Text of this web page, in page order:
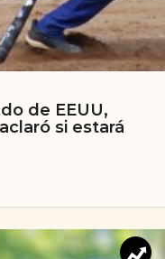
de EEUU,
si estará